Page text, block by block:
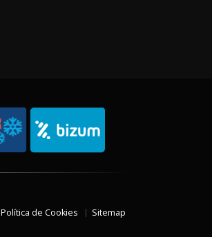
Política de Cookies Sitemap